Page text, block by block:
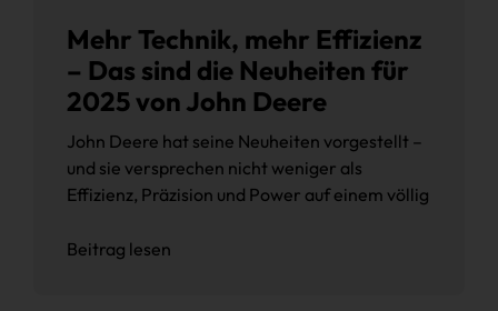
Mehr Technik, mehr Effizienz
– Das sind die Neuheiten für
2025 von John Deere
John Deere hat seine Neuheiten vorgestellt –
und sie versprechen nicht weniger als
Effizienz, Präzision und Power auf einem völlig
Beitrag lesen